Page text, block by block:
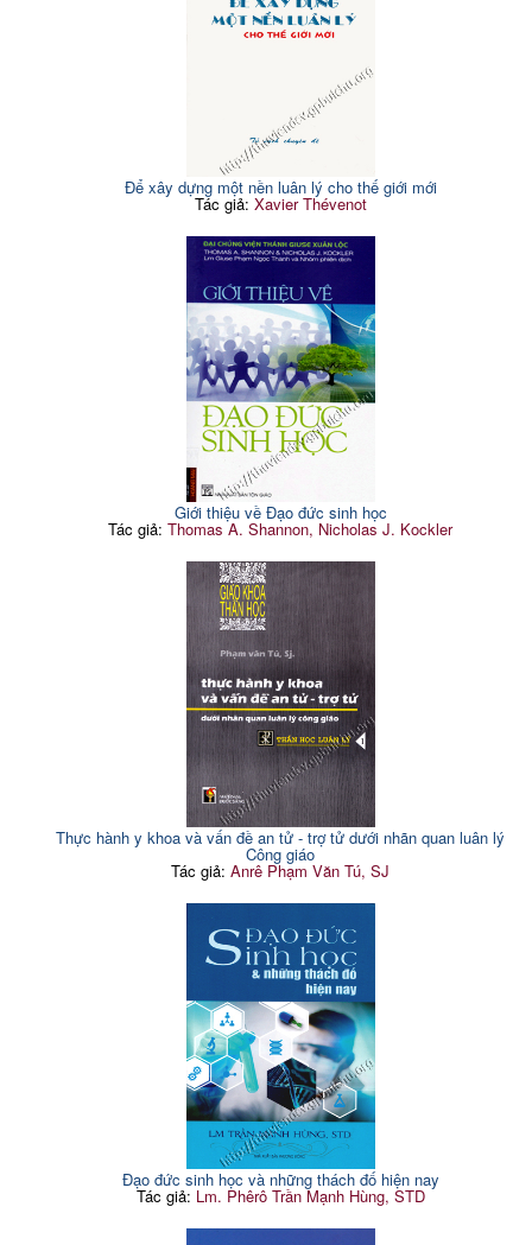
Để xây dựng một nền luân lý cho thế giới mới
Tác giả: Xavier Thévenot
Giới thiệu về Đạo đức sinh học
Tác giả:Thomas A. Shannon, Nicholas J. Kockler
Thực hành y khoa và vấn đề an tử - trợ tử dưới nhãn quan luân lý
Công giáo
Tác giả:Anrê Phạm Văn Tú, SJ
Đạo đức sinh học và những thách đố hiện nay
Tác giả: Lm. Phêrô Trần Mạnh Hùng, STD